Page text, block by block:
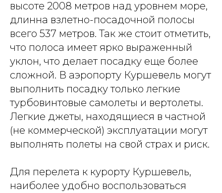
высоте 2008 метров над уровнем море,
длинна взлетно-посадочной полосы
всего 537 метров. Так же стоит отметить,
что полоса имеет ярко выраженный
уклон, что делает посадку еще более
сложной. В аэропорту Куршевель могут
выполнить посадку только легкие
турбовинтовые самолеты и вертолеты.
Легкие джеты, находящиеся в частной
(не коммерческой) эксплуатации могут
выполнять полеты на свой страх и риск.
Для перелета к курорту Куршевель,
наиболее удобно воспользоваться